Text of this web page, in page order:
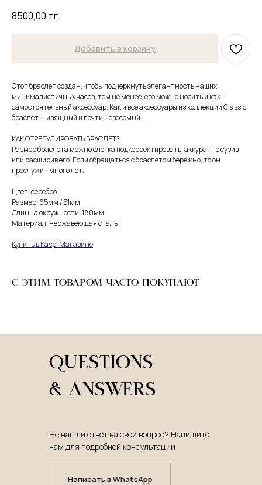
8500,00 тг.
Добавить в корзину
Этот браслет создан, чтобы подчеркнуть элегантность наших
минималистичных часов, тем не менее, его можно носить и как
самостоятельный аксессуар. Как и все аксессуары из коллекции Classic,
браслет — изящный и почти невесомый.
КАК ОТРЕГУЛИРОВАТЬ БРАСЛЕТ?
Размер браслета можно слегка подкорректировать, аккуратно сузив
или расширив его. Если обращаться с браслетом бережно, то он
прослужит много лет.
Цвет: серебро
Размер: 65мм / 51мм
Длинна окружности: 180мм
Материал: нержавеющая сталь
Купить в Kaspi Магазине
С ЭТИМ ТОВАРОМ ЧАСТО ПОКУПАЮТ
QUESTIONS
& ANSWERS
Не нашли ответ на свой вопрос? Напишите
нам для подробной консультации
Написать в WhatsApp